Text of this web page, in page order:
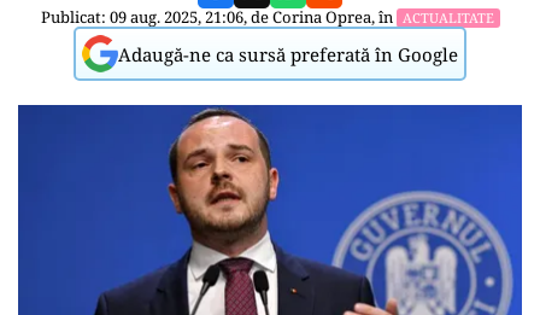
Publicat: 09 aug. 2025, 21:06, deCorina Oprea, în ACTUALITATE
Adaugă-ne ca sursă preferată în Google